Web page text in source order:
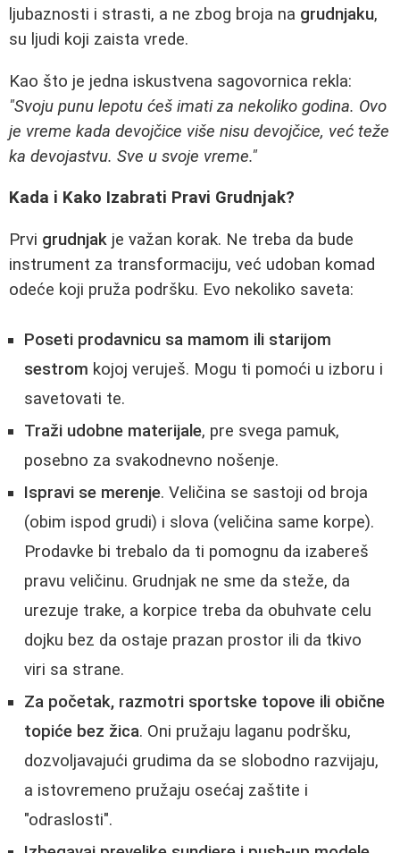
ljubaznosti i strasti, a ne zbog broja na grudnjaku,
su ljudi koji zaista vrede.
Kao što je jedna iskustvena sagovornica rekla:
"Svoju punu lepotu ćeš imati za nekoliko godina. Ovo
je vreme kada devojčice više nisu devojčice, već teže
ka devojastvu. Sve u svoje vreme."
Kada i Kako Izabrati Pravi Grudnjak?
Prvi grudnjak je važan korak. Ne treba da bude
instrument za transformaciju, već udoban komad
odeće koji pruža podršku. Evo nekoliko saveta:
Poseti prodavnicu sa mamom ili starijom
sestrom kojoj veruješ. Mogu ti pomoći u izboru i
savetovati te.
Traži udobne materijale, pre svega pamuk,
posebno za svakodnevno nošenje.
Ispravi se merenje. Veličina se sastoji od broja
(obim ispod grudi) i slova (veličina same korpe).
Prodavke bi trebalo da ti pomognu da izabereš
pravu veličinu. Grudnjak ne sme da steže, da
urezuje trake, a korpice treba da obuhvate celu
dojku bez da ostaje prazan prostor ili da tkivo
viri sa strane.
Za početak, razmotri sportske topove ili obične
topiće bez žica. Oni pružaju laganu podršku,
dozvoljavajući grudima da se slobodno razvijaju,
a istovremeno pružaju osećaj zaštite i
"odraslosti".